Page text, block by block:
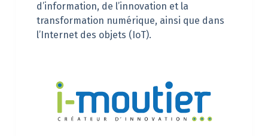
d’information, de l’innovation et la
transformation numérique, ainsi que dans
l’Internet des objets (IoT).